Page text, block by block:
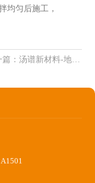
匀后施工 ，
篇：汤谱新材料-地坪小百科